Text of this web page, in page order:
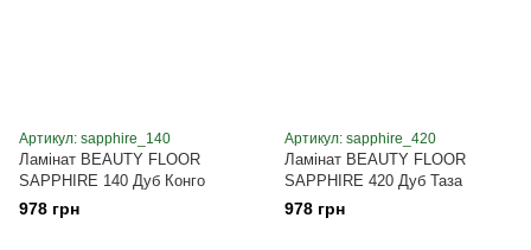
Артикул: sapphire_140
Ламінат BEAUTY FLOOR
SAPPHIRE 140 Дуб Конго
978 грн
Артикул: sapphire_420
Ламінат BEAUTY FLOOR
SAPPHIRE 420 Дуб Таза
978 грн